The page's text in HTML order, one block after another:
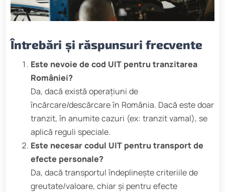
Întrebări și răspunsuri frecvente
Este nevoie de cod UIT pentru tranzitarea
României?
Da, dacă există operațiuni de
încărcare/descărcare în România. Dacă este doar
tranzit, în anumite cazuri (ex: tranzit vamal), se
aplică reguli speciale.
Este necesar codul UIT pentru transport de
efecte personale?
Da, dacă transportul îndeplinește criteriile de
greutate/valoare, chiar și pentru efecte